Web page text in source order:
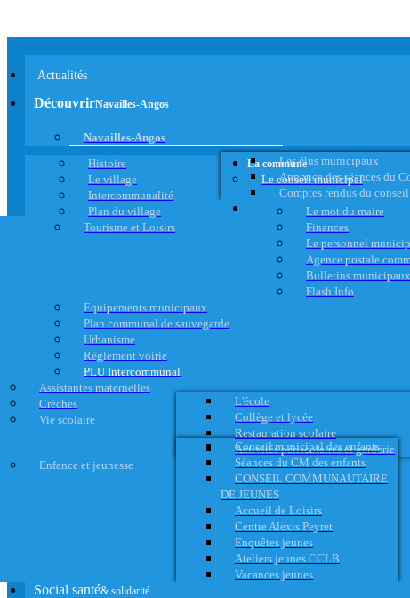
Actualités
DécouvrirNavailles-Angos
Navailles-Angos
Histoire
Le village
Intercommunalité
Plan du village
Tourisme et Loisirs
La commune
Le conseil municipal
Les élus municipaux
Annonce des séances du
Comptes rendus du conseil
Le mot du maire
Finances
Le personnel
Agence postale
Bulletins municipaux
Flash Info
Equipements municipaux
Plan communal de sauvegarde
Urbanisme
Règlement voirie
PLU Intercommunal
Assistantes maternelles
Crèches
Vie scolaire
L'école
Collège et lycée
Restauration scolaire
Activités périscolaires et garderie
Enfance et jeunesse
Conseil municipal des enfants
Séances du CM des enfants
CONSEIL COMMUNAUTAIRE
DE JEUNES
Accueil de Loisirs
Centre Alexis Peyret
Enquêtes jeunes
Ateliers jeunes CCLB
Vacances jeunes
Social santé& solidarité